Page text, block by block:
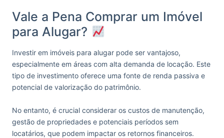
Vale a Pena Comprar um Imóvel
para Alugar?
Investir em imóveis para alugar pode ser vantajoso,
especialmente em áreas com alta demanda de locação. Este
tipo de investimento oferece uma fonte de renda passiva e
potencial de valorização do patrimônio.
No entanto, é crucial considerar os custos de manutenção,
gestão de propriedades e potenciais períodos sem
locatários, que podem impactar os retornos financeiros.